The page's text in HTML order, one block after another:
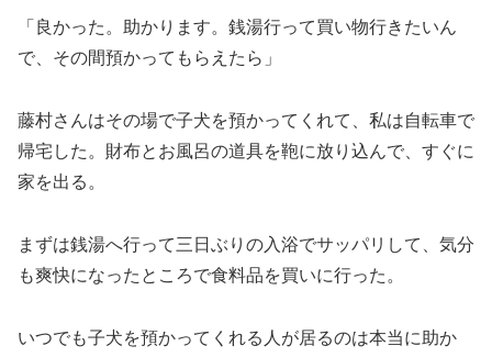
「良かった。助かります。銭湯行って買い物行きたいん
で、その間預かってもらえたら」
藤村さんはその場で子犬を預かってくれて、私は自転車で
帰宅した。財布とお風呂の道具を鞄に放り込んで、すぐに
家を出る。
まずは銭湯へ行って三日ぶりの入浴でサッパリして、気分
も爽快になったところで食料品を買いに行った。
いつでも子犬を預かってくれる人が居るのは本当に助か